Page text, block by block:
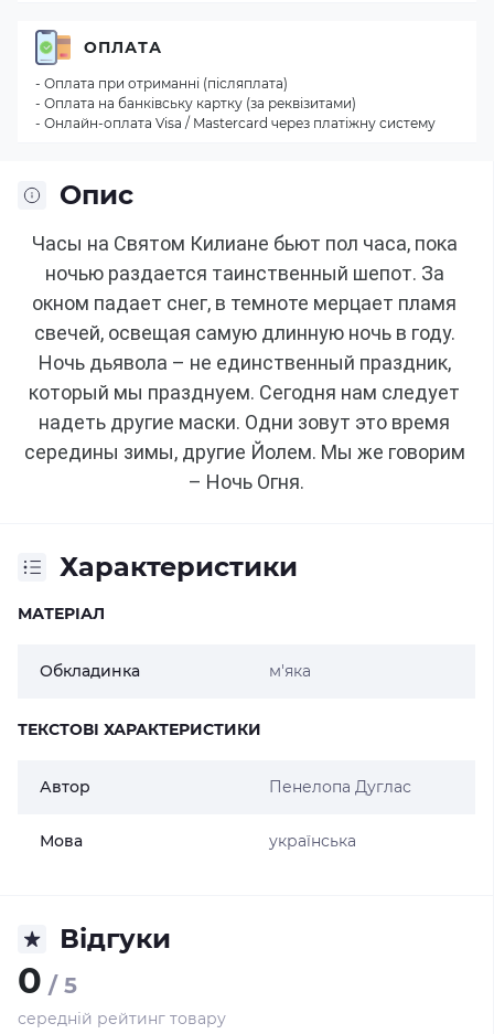
Опис
Часы на Святом Килиане бьют пол часа, пока
ночью раздается таинственный шепот. За
окном падает снег, в темноте мерцает пламя
свечей, освещая самую длинную ночь в году.
Ночь дьявола – не единственный праздник,
который мы празднуем. Сегодня нам следует
надеть другие маски. Одни зовут это время
середины зимы, другие Йолем. Мы же говорим
– Ночь Огня.
Характеристики
МАТЕРІАЛ
Обкладинка м'яка
ТЕКСТОВІ ХАРАКТЕРИСТИКИ
Автор Пенелопа Дуглас
Мова українська
Відгуки
0 / 5
середній рейтинг товару
ОПЛАТА
- Оплата при отриманні (післяплата)
- Оплата на банківську картку (за реквізитами)
- Онлайн-оплата Visa / Mastercard через платіжну систему